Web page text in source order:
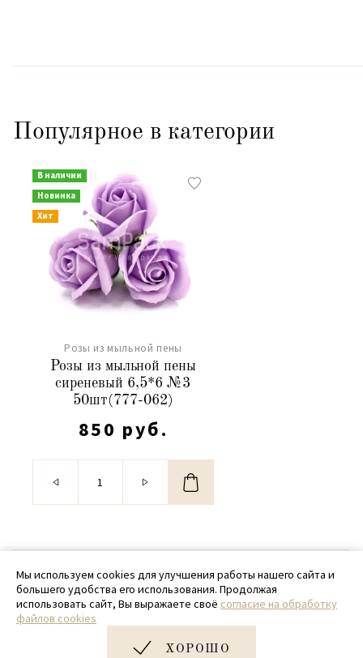
Популярное в категории
В наличии
Новинка
Хит
Розы из мыльной пены
Розы из мыльной пены
сиреневый 6,5*6 №3
50шт(777-062)
850 руб.
© 2020 - 2026 SamPack
+ 7 (918) 699-97-87
zakaz@sampack.store
Мы используем cookies для улучшения работы нашего сайта и
большего удобства его использования. Продолжая
использовать сайт, Вы выражаете своё согласие на обработку
файлов cookies
ХОРОШО